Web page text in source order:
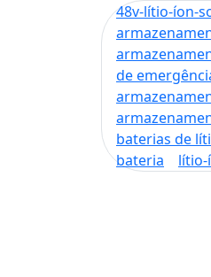
48v-lítio-íon-
de
baterias de
bateria